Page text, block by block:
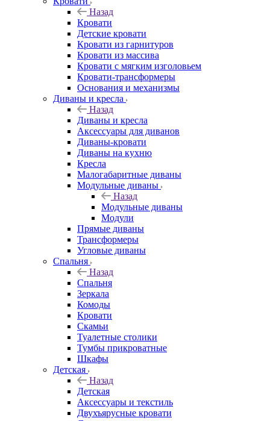
Назад
Кровати
Детские кровати
Кровати из гарнитуров
Кровати из массива
Кровати с мягким изголовьем
Кровати-трансформеры
Основания и механизмы
Диваны и кресла
Назад
Диваны и кресла
Аксессуары для диванов
Диваны-кровати
Диваны на кухню
Кресла
Малогабаритные диваны
Модульные диваны
Назад
Модульные диваны
Модули
Прямые диваны
Трансформеры
Угловые диваны
Спальня
Назад
Спальня
Зеркала
Комоды
Кровати
Скамьи
Туалетные столики
Тумбы прикроватные
Шкафы
Детская
Назад
Детская
Аксессуары и текстиль
Двухъярусные кровати